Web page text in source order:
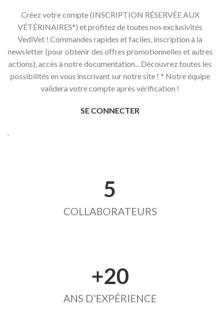
Créez votre compte (INSCRIPTION RÉSERVÉE AUX
VÉTÉRINAIRES*) et profitez de toutes nos exclusivités
VediVet ! Commandes rapides et faciles, inscription à la
newsletter (pour obtenir des offres promotionnelles et autres
actions), accès à notre documentation... Découvrez toutes les
possibilités en vous inscrivant sur notre site ! * Notre équipe
validera votre compte après vérification !
SE CONNECTER
.
5
COLLABORATEURS
+20
ANS D'EXPÉRIENCE